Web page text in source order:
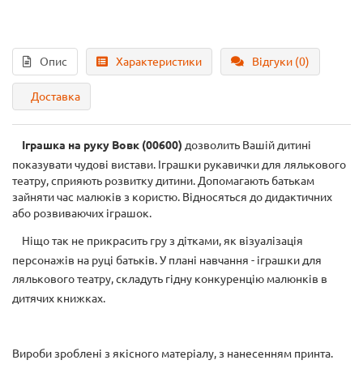
Опис Характеристики Відгуки (0)
Доставка
Іграшка на руку Вовк (00600) дозволить Вашій дитині
показувати чудові вистави. Іграшки рукавички для лялькового
театру, сприяють розвитку дитини. Допомагають батькам
зайняти час малюків з користю. Відносяться до дидактичних
або розвиваючих іграшок.
Ніщо так не прикрасить гру з дітками, як візуалізація
персонажів на руці батьків. У плані навчання - іграшки для
лялькового театру, складуть гідну конкуренцію малюнків в
дитячих книжках.
Вироби зроблені з якісного матеріалу, з нанесенням принта.